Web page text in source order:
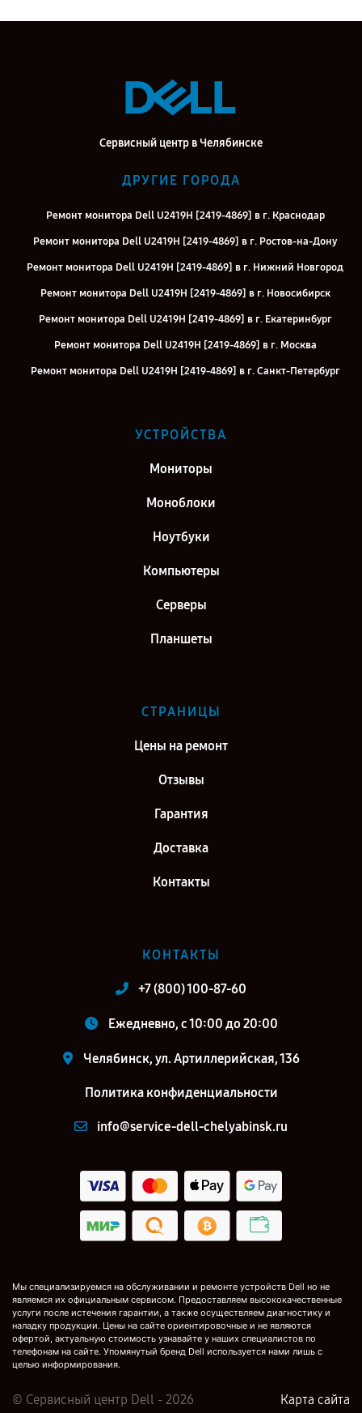
Сервисный центр в Челябинске
ДРУГИЕ ГОРОДА
Ремонт монитора Dell U2419H [2419-4869] в г. Краснодар
Ремонт монитора Dell U2419H [2419-4869] в г. Ростов-на-Дону
Ремонт монитора Dell U2419H [2419-4869] в г. Нижний Новгород
Ремонт монитора Dell U2419H [2419-4869] в г. Новосибирск
Ремонт монитора Dell U2419H [2419-4869] в г. Екатеринбург
Ремонт монитора Dell U2419H [2419-4869] в г. Москва
Ремонт монитора Dell U2419H [2419-4869] в г. Санкт-Петербург
УСТРОЙСТВА
Мониторы
Моноблоки
Ноутбуки
Компьютеры
Серверы
Планшеты
СТРАНИЦЫ
Цены на ремонт
Отзывы
Гарантия
Доставка
Контакты
КОНТАКТЫ
+7 (800) 100-87-60
Ежедневно, с 10:00 до 20:00
Челябинск, ул. Артиллерийская, 136
Политика конфиденциальности
info@service-dell-chelyabinsk.ru
Мы специализируемся на обслуживании и ремонте устройств Dell но не
являемся их официальным сервисом. Предоставляем высококачественные
услуги после истечения гарантии, а также осуществляем диагностику и
наладку продукции. Цены на сайте ориентировочные и не являются
офертой, актуальную стоимость узнавайте у наших специалистов по
телефонам на сайте. Упомянутый бренд Dell используется нами лишь с
целью информирования.
© Сервисный центр Dell - 2026 Карта сайта